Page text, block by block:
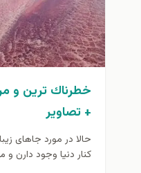
خطرناك ترين و
+ تصاوير
حالا در مورد جاهای
کنار دنیا وجود دارن